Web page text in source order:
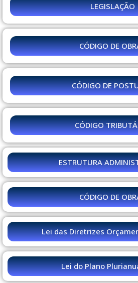
LEGISLAÇÃO
CÓDIGO DE
CÓDIGO DE
CÓDIGO
ESTRUTURA
CÓDIGO DE
Lei das Diretrizes
Lei do Plano